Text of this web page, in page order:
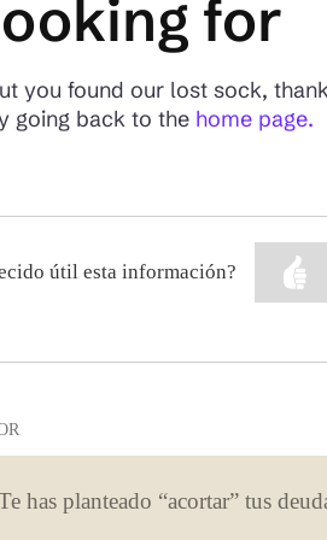
útil esta información?
has planteado “acortar” tus